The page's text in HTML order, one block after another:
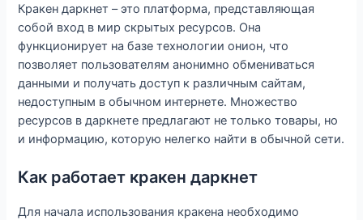
Кракен даркнет – это платформа, представляющая
собой вход в мир скрытых ресурсов. Она
функционирует на базе технологии онион, что
позволяет пользователям анонимно обмениваться
данными и получать доступ к различным сайтам,
недоступным в обычном интернете. Множество
ресурсов в даркнете предлагают не только товары, но
и информацию, которую нелегко найти в обычной сети.
Как работает кракен даркнет
Для начала использования кракена необходимо